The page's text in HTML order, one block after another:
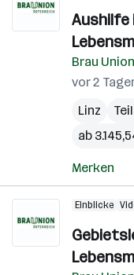
Aushilfe
Brau
vor 2
Linz
ab
Merken
Einblicke